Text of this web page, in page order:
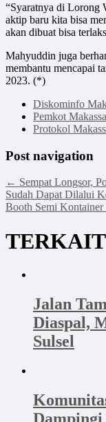
“Syaratnya di Lorong
aktip baru kita bisa
akan dibuat bisa
Mahyuddin juga
membantu mencapai
2023. (*)
Diskominfo
Pemkot
Protokol
Post navigation
← Sempat Longsor,
Sudah Dapat Dilalui
Booth Semi
TERKAIT
Jalan
Diaspal,
Sulsel